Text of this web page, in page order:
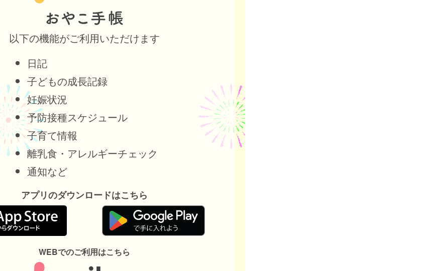
以下の機能がご利用いただけます
日記
子どもの成長記録
妊娠状況
予防接種スケジュール
子育て情報
離乳食・アレルギーチェック
通知など
アプリのダウンロードはこちら
WEBでのご利用はこちら